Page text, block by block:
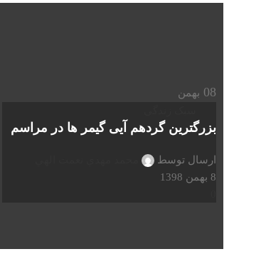
08 بهمن
بزرگترین گردهم آیی گیمر ها در مراسم
ارسال توسط
8 بهمن 1398